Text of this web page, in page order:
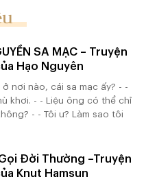
SA MẠC – Truyện
Hạo Nguyên
ở nơi nào, cái sa mạc ấy? - -
khơi. - - Liệu ông có thể chỉ
- - Tôi ư? Làm sao tôi
Đời Thường –Truyện
Knut Hamsun